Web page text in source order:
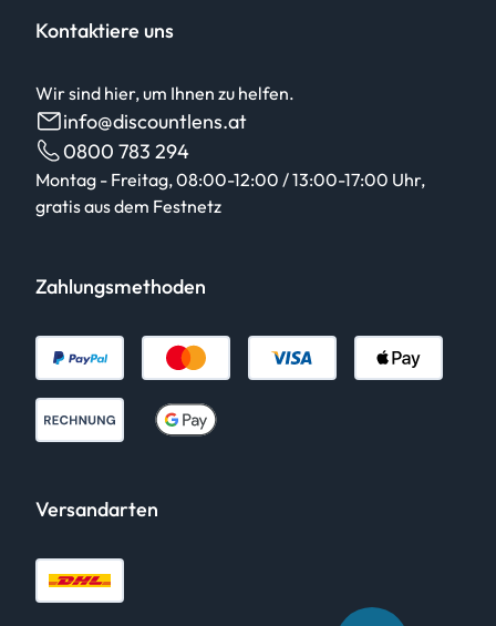
Kontaktiere uns
Wir sind hier, um Ihnen zu helfen.
info@discountlens.at
0800 783 294
Montag - Freitag, 08:00-12:00 / 13:00-17:00 Uhr,
gratis aus dem Festnetz
Zahlungsmethoden
Versandarten